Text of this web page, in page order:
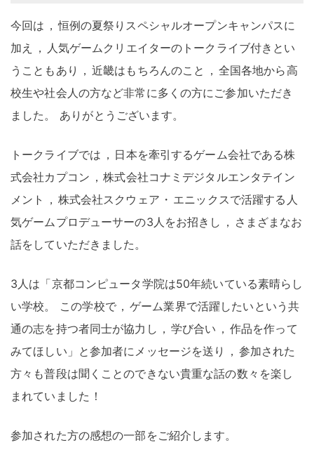
今回は ， 恒例の夏祭りスペシャルオープンキャンパスに
加え
， 人気ゲームクリエイターのトークライブ付きとい
うこともあり ， 近畿はもちろんのこと ， 全国各地から高
校生や社会人の方など非常に多くの方にご参加いただき
ました。 ありがとうございます。
トークライブでは ， 日本を牽引するゲーム会社である株
式会社カプコン ， 株式会社コナミデジタルエンタテイン
メント
， 株式会社スクウェア ・ エニックスで活躍する人
気ゲームプロデューサーの3人をお招きし ， さまざまなお
話をしていただきました。
3人は「京都コンピュータ学院は50年続いている素晴らし
い学校。 この学校で ， ゲーム業界で活躍したいという共
通の志を持つ者同士が協力し ， 学び合い ， 作品を作って
みてほしい」と参加者にメッセージを送り
， 参加された
方々も普段は聞くことのできない貴重な話の数々を楽し
まれていました ！
参加された方の感想の一部をご紹介します。